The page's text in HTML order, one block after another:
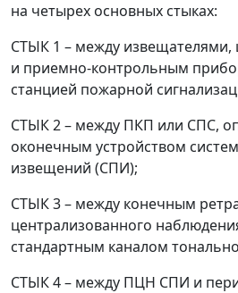
на четырех основных стыках:
СТЫК 1 – между
и приемно-контрольным
станцией пожарной
СТЫК 2– между ПКП или СПС,
оконечным устройством
извещений (СПИ);
СТЫК 3– между конечным
централизованного
стандартным каналом
СТЫК 4– между ПЦН СПИ и